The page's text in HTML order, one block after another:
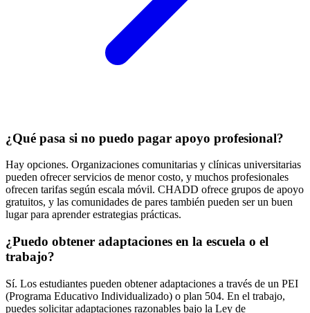
¿Qué pasa si no puedo pagar apoyo profesional?
Hay opciones. Organizaciones comunitarias y clínicas universitarias
pueden ofrecer servicios de menor costo, y muchos profesionales
ofrecen tarifas según escala móvil. CHADD ofrece grupos de apoyo
gratuitos, y las comunidades de pares también pueden ser un buen
lugar para aprender estrategias prácticas.
¿Puedo obtener adaptaciones en la escuela o el
trabajo?
Sí. Los estudiantes pueden obtener adaptaciones a través de un PEI
(Programa Educativo Individualizado) o plan 504. En el trabajo,
puedes solicitar adaptaciones razonables bajo la Ley de